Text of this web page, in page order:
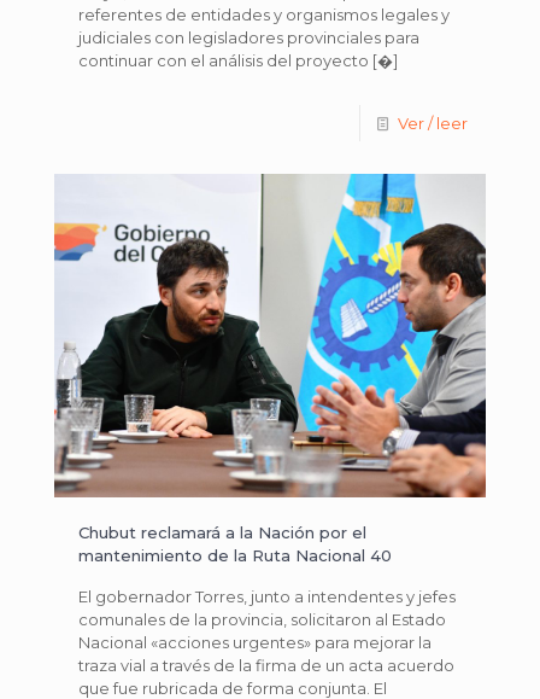
referentes de entidades y organismos legales y
judiciales con legisladores provinciales para
continuar con el análisis del proyecto [�]
Ver / leer
Chubut reclamará a la Nación por el
mantenimiento de la Ruta Nacional 40
El gobernador Torres, junto a intendentes y jefes
comunales de la provincia, solicitaron al Estado
Nacional «acciones urgentes» para mejorar la
traza vial a través de la firma de un acta acuerdo
que fue rubricada de forma conjunta. El